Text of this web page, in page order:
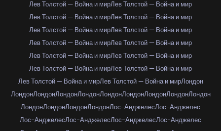
Лев Толстой — Война и мирЛев Толстой — Война и мир
Лев Толстой — Война и мирЛев Толстой — Война и мир
Лев Толстой — Война и мирЛев Толстой — Война и мир
Лев Толстой — Война и мирЛев Толстой — Война и мир
Лев Толстой — Война и мирЛев Толстой — Война и мир
Лев Толстой — Война и мирЛев Толстой — Война и мир
Лев Толстой — Война и мирЛев Толстой — Война и мирЛондон
ЛондонЛондонЛондонЛондонЛондонЛондонЛондонЛондонЛондон
ЛондонЛондонЛондонЛондонЛос-АнджелесЛос-Анджелес
Лос-АнджелесЛос-АнджелесЛос-АнджелесЛос-Анджелес